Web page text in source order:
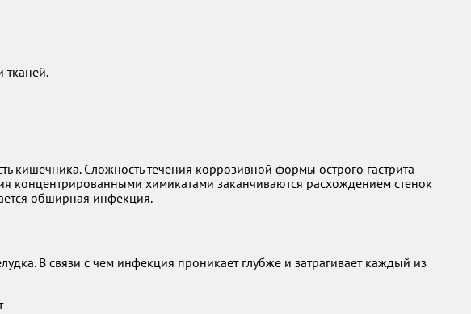
тканей.
кишечника. Сложность течения коррозивной формы острого гастрита
концентрированными химикатами заканчиваются расхождением стенок
обширная инфекция.
В связи с чем инфекция проникает глубже и затрагивает каждый из